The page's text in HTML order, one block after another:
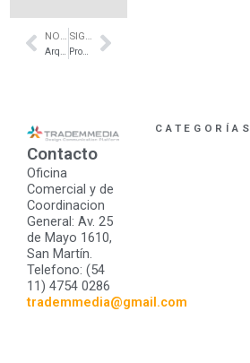
Prev Next
Contacto
Oficina
Comercial y de
Coordinacion
General: Av. 25
de Mayo 1610,
San Martín.
Telefono: (54
11) 4754 0286
trademmedia@gmail.com
CATEGORÍAS